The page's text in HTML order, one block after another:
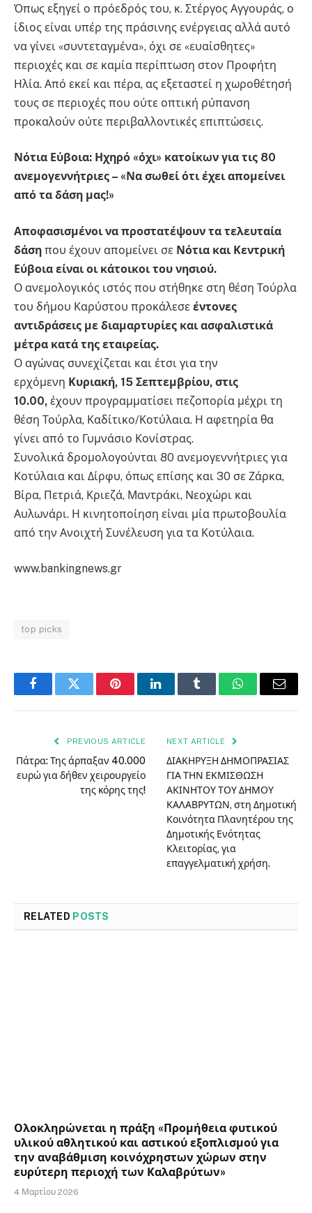
Όπως εξηγεί ο πρόεδρός του, κ. Στέργος Αγγουράς, ο
ίδιος είναι υπέρ της πράσινης ενέργειας αλλά αυτό
να γίνει «συντεταγμένα», όχι σε «ευαίσθητες»
περιοχές και σε καμία περίπτωση στον Προφήτη
Ηλία. Από εκεί και πέρα, ας εξεταστεί η χωροθέτησή
τους σε περιοχές που ούτε οπτική ρύπανση
προκαλούν ούτε περιβαλλοντικές επιπτώσεις.
Νότια Εύβοια: Ηχηρό «όχι» κατοίκων για τις 80
ανεμογεννήτριες – «Να σωθεί ότι έχει απομείνει
από τα δάση μας!»
Αποφασισμένοι να προστατέψουν τα τελευταία
δάση που έχουν απομείνει σε Νότια και Κεντρική
Εύβοια είναι οι κάτοικοι του νησιού.
Ο ανεμολογικός ιστός που στήθηκε στη θέση Τούρλα
του δήμου Καρύστου προκάλεσε έντονες
αντιδράσεις με διαμαρτυρίες και ασφαλιστικά
μέτρα κατά της εταιρείας.
Ο αγώνας συνεχίζεται και έτσι για την
ερχόμενη Κυριακή, 15 Σεπτεμβρίου, στις
10.00, έχουν προγραμματίσει πεζοπορία μέχρι τη
θέση Τούρλα, Καδίτικο/Κοτύλαια. Η αφετηρία θα
γίνει από το Γυμνάσιο Κονίστρας.
Συνολικά δρομολογούνται 80 ανεμογεννήτριες για
Κοτύλαια και Δίρφυ, όπως επίσης και 30 σε Ζάρκα,
Βίρα, Πετριά, Κριεζά, Μαντράκι, Νεοχώρι και
Αυλωνάρι. Η κινητοποίηση είναι μία πρωτοβουλία
από την Ανοιχτή Συνέλευση για τα Κοτύλαια.
www.bankingnews.gr
top picks
FacebookTwitter PinterestLinkedInTumblr WhatsAppEmail
PREVIOUS ARTICLE
Πάτρα: Της άρπαξαν 40.000
ευρώ για δήθεν χειρουργείο
της κόρης της!
NEXT ARTICLE
ΔΙΑΚΗΡΥΞΗ ΔΗΜΟΠΡΑΣΙΑΣ
ΓΙΑ ΤΗΝ ΕΚΜΙΣΘΩΣΗ
ΑΚΙΝΗΤΟΥ ΤΟΥ ΔΗΜΟΥ
ΚΑΛΑΒΡΥΤΩΝ, στη Δημοτική
Κοινότητα Πλανητέρου της
Δημοτικής Ενότητας
Κλειτορίας, για
επαγγελματική χρήση.
RELATED POSTS
Ολοκληρώνεται η πράξη «Προμήθεια φυτικού
υλικού αθλητικού και αστικού εξοπλισμού για
την αναβάθμιση κοινόχρηστων χώρων στην
ευρύτερη περιοχή των Καλαβρύτων»
4 Μαρτίου 2026